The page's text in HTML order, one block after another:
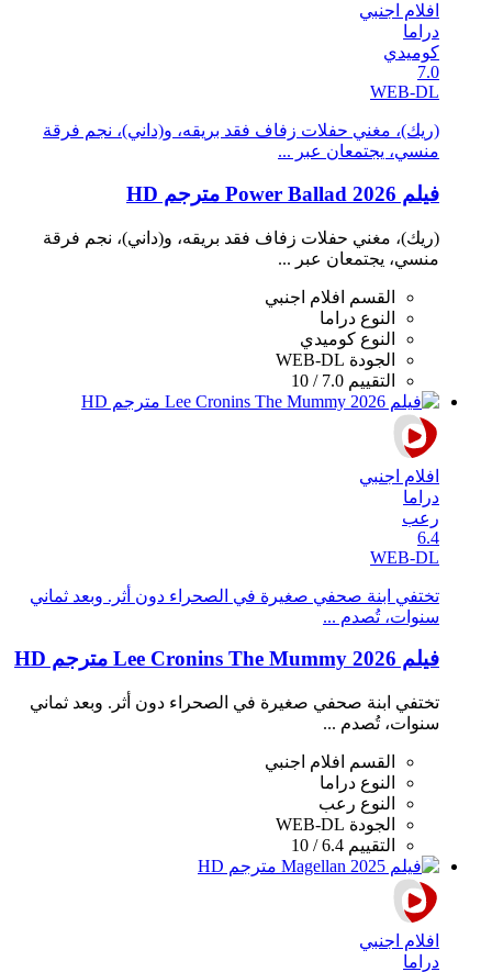
افلام اجنبي
دراما
كوميدي
7.0
WEB-DL
(ريك)، مغني حفلات زفاف فقد بريقه، و(داني)، نجم فرقة
منسي، يجتمعان عبر ...
فيلم Power Ballad 2026 مترجم HD
(ريك)، مغني حفلات زفاف فقد بريقه، و(داني)، نجم فرقة
منسي، يجتمعان عبر ...
القسم
افلام اجنبي
النوع دراما
النوع كوميدي
الجودة WEB-DL
التقييم 7.0 / 10
افلام اجنبي
دراما
رعب
6.4
WEB-DL
تختفي ابنة صحفي صغيرة في الصحراء دون أثر. وبعد ثماني
سنوات، تُصدم ...
فيلم Lee Cronins The Mummy 2026 مترجم HD
تختفي ابنة صحفي صغيرة في الصحراء دون أثر. وبعد ثماني
سنوات، تُصدم ...
القسم
افلام اجنبي
النوع دراما
النوع رعب
الجودة WEB-DL
التقييم 6.4 / 10
افلام اجنبي
دراما